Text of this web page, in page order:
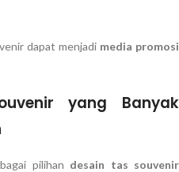
dapat menjadi media promosi
yang Banyak
pilihan desain tas souvenir